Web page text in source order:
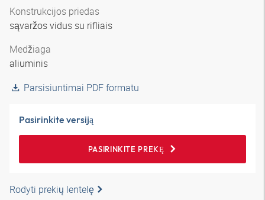
Konstrukcijos priedas
sąvaržos vidus su rifliais
Medžiaga
aliuminis
Parsisiuntimai PDF formatu
Pasirinkite versiją
PASIRINKITE PREKĘ
Rodyti prekių lentelę